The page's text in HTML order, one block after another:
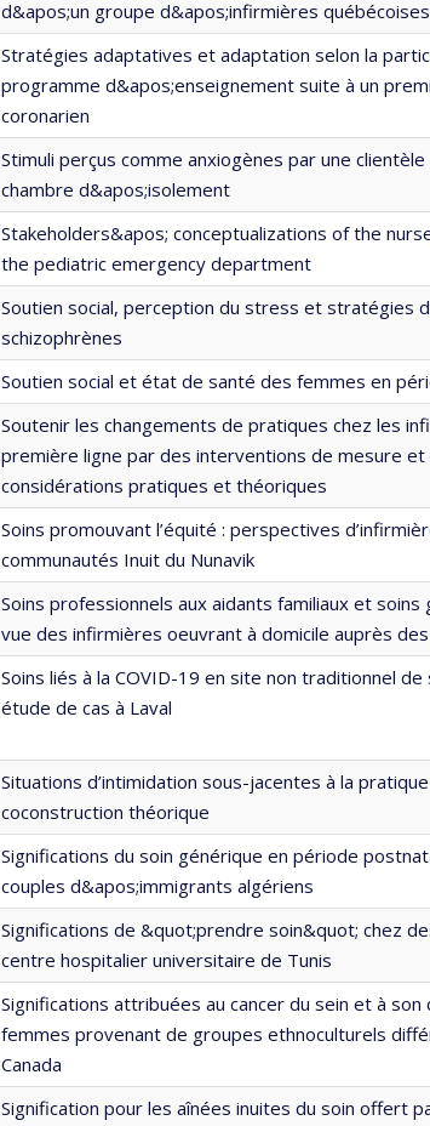
d&apos;un groupe d&apos;infirmières québécoises
Stratégies adaptatives et adaptation selon la
programme d&apos;enseignement suite à un
coronarien
Stimuli perçus comme anxiogènes par une
chambre d&apos;isolement
Stakeholders&apos; conceptualizations of the
the pediatric emergency department
Soutien social, perception du stress et stratégies
schizophrènes
Soutien social et état de santé des femmes en
Soutenir les changements de pratiques chez les
première ligne par des interventions de mesure
considérations pratiques et théoriques
Soins promouvant l’équité : perspectives
communautés Inuit du Nunavik
Soins professionnels aux aidants familiaux et soins
vue des infirmières oeuvrant à domicile auprès
Soins liés à la COVID-19 en site non traditionnel de
étude de cas à Laval
Situations d’intimidation sous-jacentes à la
coconstruction théorique
Significations du soin générique en période
couples d&apos;immigrants algériens
Significations de &quot;prendre soin&quot; chez
centre hospitalier universitaire de Tunis
Significations attribuées au cancer du sein et à
femmes provenant de groupes ethnoculturels
Canada
Signification pour les aînées inuites du soin offert